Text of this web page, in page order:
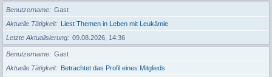
Benutzername
Gast
Aktuelle Tätigkeit
Liest Themen in Leben mit Leukämie
Letzte Aktualisierung
09.08.2026, 14:36
Benutzername
Gast
Aktuelle Tätigkeit
Betrachtet das Profil eines Mitglieds